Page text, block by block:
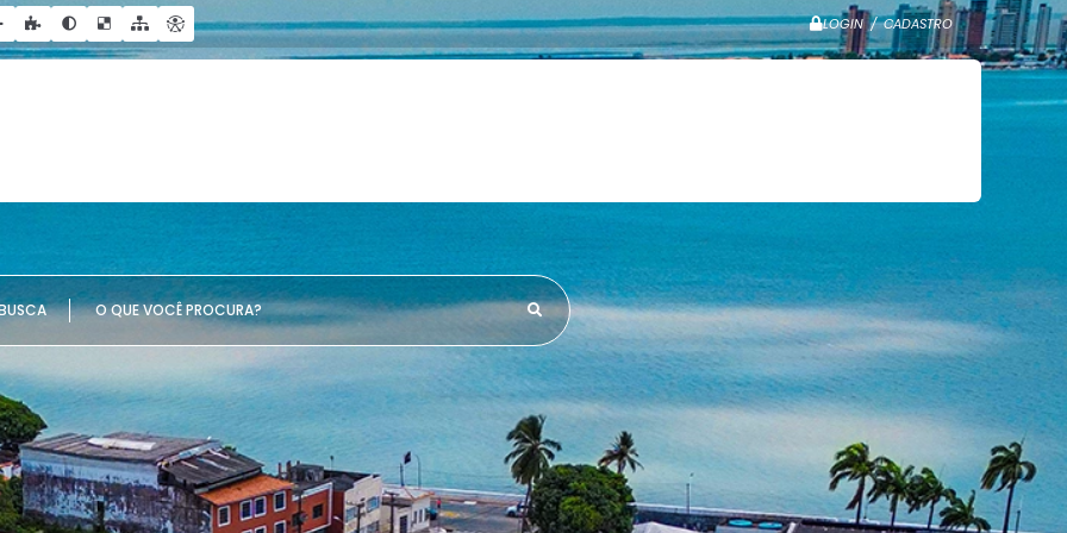
LOGIN / CADASTRO
VOCÊ PROCURA?